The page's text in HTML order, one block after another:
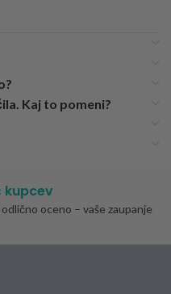
Kaj to pomeni?
kupcev
oceno – vaše zaupanje